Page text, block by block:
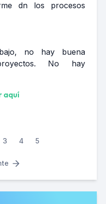
dn los procesos
no hay buena
No hay
aquí
3 4 5